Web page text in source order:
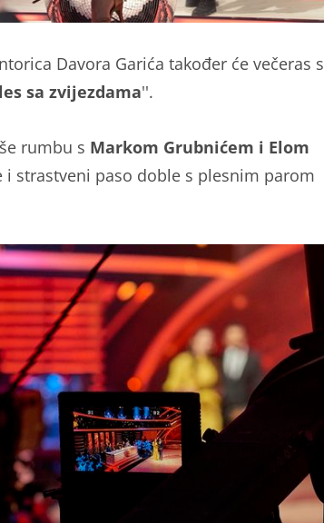
Davora Garića također će večeras
sa zvijezdama''.
rumbu s Markom Grubnićem i Elom
i strastveni paso doble s plesnim parom